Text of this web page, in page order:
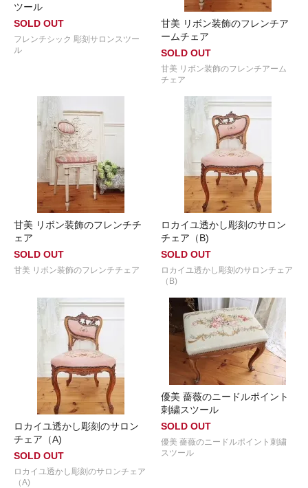
ツール
SOLD OUT
フレンチシック 彫刻サロンスツー
ル
甘美 リボン装飾のフレンチア
ームチェア
SOLD OUT
甘美 リボン装飾のフレンチアーム
チェア
甘美 リボン装飾のフレンチチ
ェア
SOLD OUT
甘美 リボン装飾のフレンチチェア
ロカイユ透かし彫刻のサロン
チェア（B)
SOLD OUT
ロカイユ透かし彫刻のサロンチェア
（B)
ロカイユ透かし彫刻のサロン
チェア（A)
SOLD OUT
ロカイユ透かし彫刻のサロンチェア
（A)
優美 薔薇のニードルポイント
刺繍スツール
SOLD OUT
優美 薔薇のニードルポイント刺繍
スツール